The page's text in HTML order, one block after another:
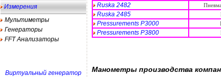
Измерения
Мультиметры
Генераторы
FFT Анализаторы
Виртуальный генератор
Ruska 2482
Ruska 2485
Pressurements P3000
Pressurements P3800
Манометры производства